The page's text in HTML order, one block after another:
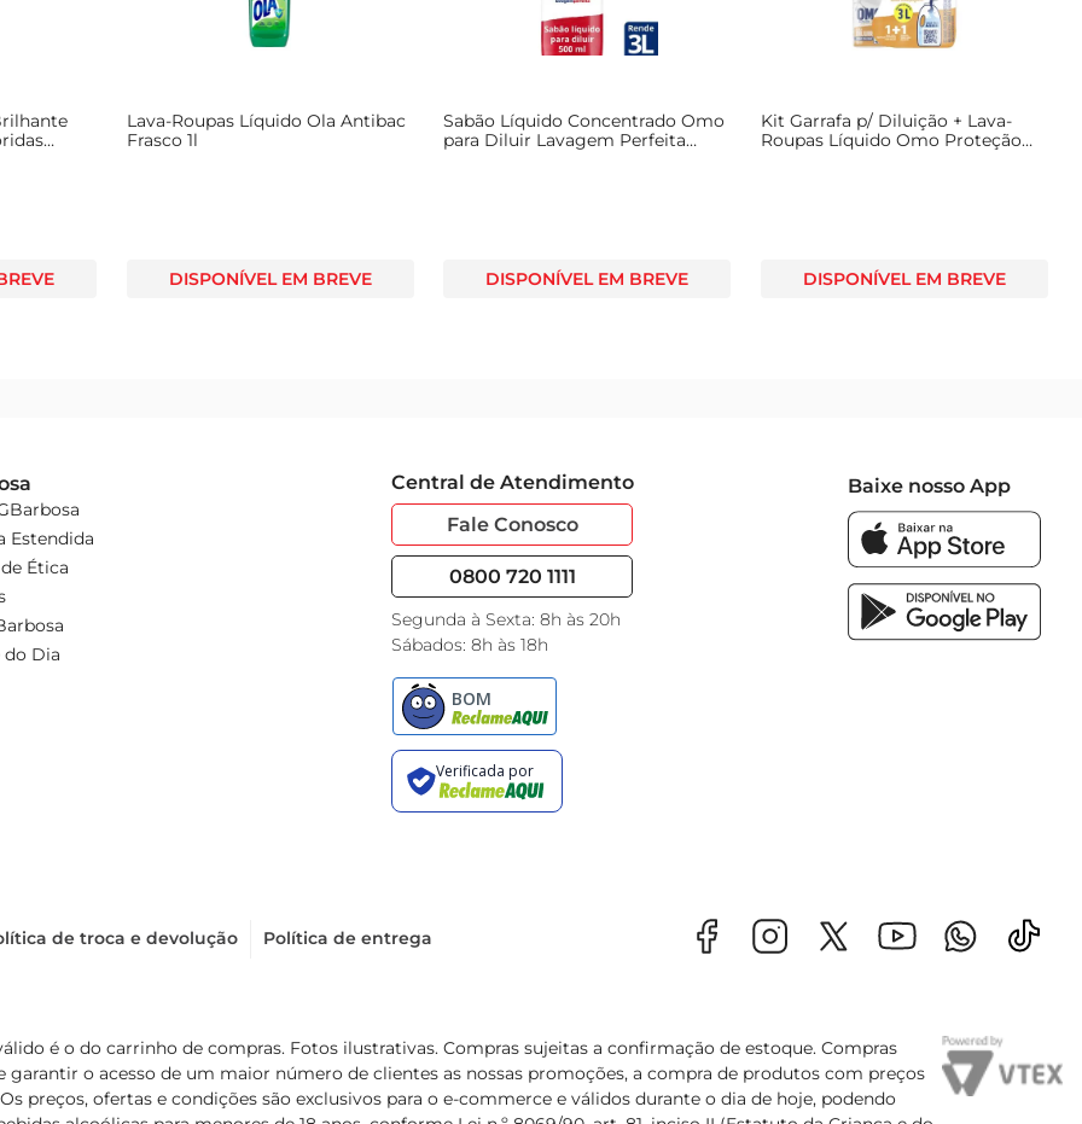
Lava-Roupas Líquido Ola Antibac
Frasco 1l
DISPONÍVEL EM BREVE
Sabão Líquido Concentrado Omo
para Diluir Lavagem Perfeita
DISPONÍVEL EM BREVE
Kit Garrafa p/ Diluição + Lava-
Roupas Líquido Omo Proteção
DISPONÍVEL EM BREVE
Estendida
Ética
do Dia
Central de Atendimento
Fale Conosco
0800 720 1111
Segunda à Sexta: 8h às 20h
Sábados: 8h às 18h
Baixe nosso App
de troca e devolução Política de entrega
é o do carrinho de compras. Fotos ilustrativas. Compras sujeitas a confirmação de estoque. Compras
garantir o acesso de um maior número de clientes as nossas promoções, a compra de produtos com preços
preços, ofertas e condições são exclusivos para o e-commerce e válidos durante o dia de hoje, podendo